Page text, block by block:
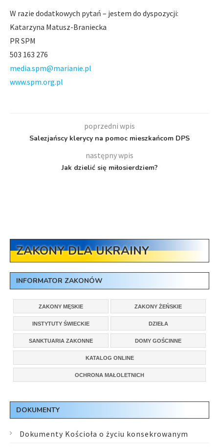
W razie dodatkowych pytań – jestem do dyspozycji:
Katarzyna Matusz-Braniecka
PR SPM
503 163 276
media.spm@marianie.pl
www.spm.org.pl
poprzedni wpis
Salezjańscy klerycy na pomoc mieszkańcom DPS
następny wpis
Jak dzielić się miłosierdziem?
ZAKONY DLA UKRAINY
INFORMATOR ZAKONÓW
ZAKONY MĘSKIE ZAKONY ŻEŃSKIE
INSTYTUTY ŚWIECKIE DZIEŁA
SANKTUARIA ZAKONNE DOMY GOŚCINNE
KATALOG ONLINE
OCHRONA MAŁOLETNICH
DOKUMENTY
Dokumenty Kościoła o życiu konsekrowanym